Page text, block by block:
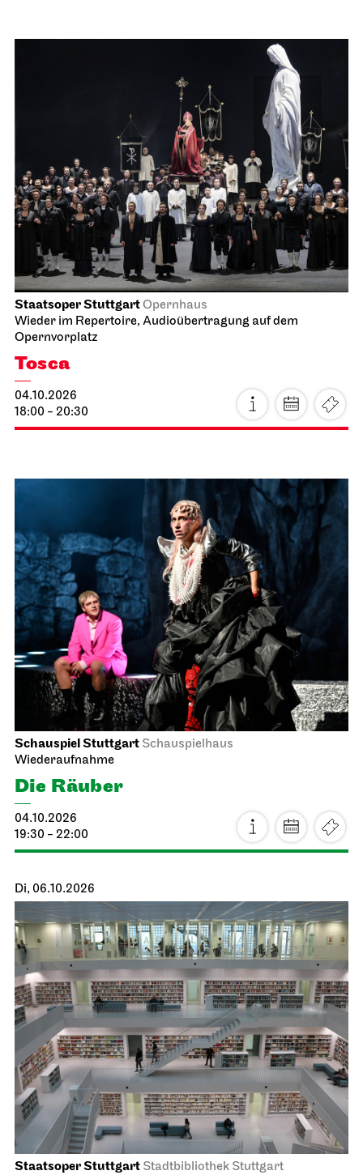
Staatsoper StuttgartOpernhaus
Wieder im Repertoire, Audioübertragung auf dem
Opernvorplatz
Tosca
04.10.2026
18:00 - 20:30
Schauspiel Stuttgart Schauspielhaus
Wiederaufnahme
Die Räuber
04.10.2026
19:30 - 22:00
Di, 06.10.2026
Staatsoper Stuttgart Stadtbibliothek Stuttgart